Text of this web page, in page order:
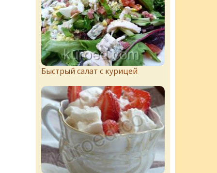
Быстрый салат с курицей